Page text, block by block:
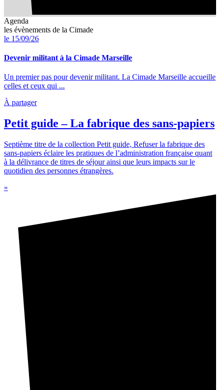
Agenda
les évènements de la Cimade
le 15/09/26
Devenir militant à la Cimade Marseille
Un premier pas pour devenir militant. La Cimade Marseille accueille
celles et ceux qui ...
À partager
Petit guide – La fabrique des sans-papiers
Septième titre de la collection Petit guide, Refuser la fabrique des
sans-papiers éclaire les pratiques de l’administration française quant
à la délivrance de titres de séjour ainsi que leurs impacts sur le
quotidien des personnes étrangères.
»